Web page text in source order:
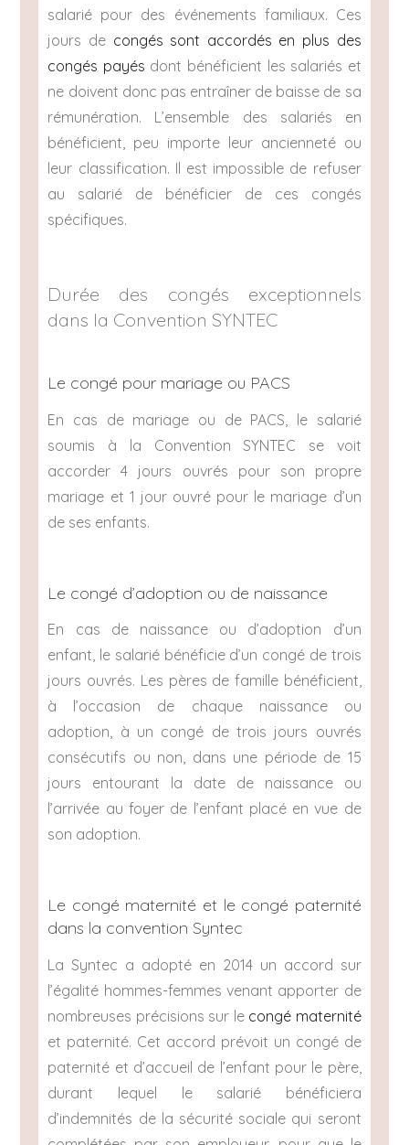
salarié pour des événements familiaux. Ces
jours de congés sont accordés en plus des
congés payés dont bénéficient les salariés et
ne doivent donc pas entraîner de baisse de sa
rémunération. L’ensemble des salariés en
bénéficient, peu importe leur ancienneté ou
leur classification. Il est impossible de refuser
au salarié de bénéficier de ces congés
spécifiques.
Durée des congés exceptionnels
dans la Convention SYNTEC
Le congé pour mariage ou PACS
En cas de mariage ou de PACS, le salarié
soumis à la Convention SYNTEC se voit
accorder 4 jours ouvrés pour son propre
mariage et 1 jour ouvré pour le mariage d’un
de ses enfants.
Le congé d’adoption ou de naissance
En cas de naissance ou d’adoption d’un
enfant, le salarié bénéficie d’un congé de trois
jours ouvrés. Les pères de famille bénéficient,
à l’occasion de chaque naissance ou
adoption, à un congé de trois jours ouvrés
consécutifs ou non, dans une période de 15
jours entourant la date de naissance ou
l’arrivée au foyer de l’enfant placé en vue de
son adoption.
Le congé maternité et le congé paternité
dans la convention Syntec
La Syntec a adopté en 2014 un accord sur
l’égalité hommes-femmes venant apporter de
nombreuses précisions sur le congé maternité
et paternité. Cet accord prévoit un congé de
paternité et d’accueil de l’enfant pour le père,
durant lequel le salarié bénéficiera
d’indemnités de la sécurité sociale qui seront